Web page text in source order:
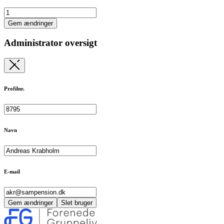
Gem ændringer
Administrator oversigt
Profilnr.
Navn
E-mail
Gem ændringer Slet bruger